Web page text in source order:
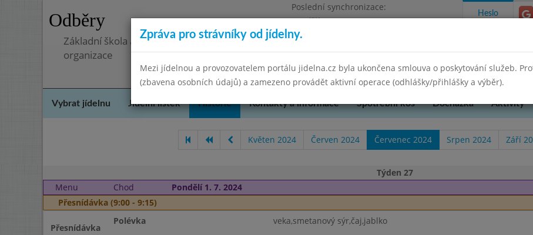
Odběry
Poslední synchronizace:
Pondělí 7.7.2025 9:58
Základní škola a mateřská škola, Pavlovice u Přerova, okres Přerov, příspěvková
organizace
Heslo
Vybrat jídelnu Jídelní lístek Historie Kontakty a informace Spotřební koš Docházka Aktivity
Květen 2024 Červen 2024 Červenec 2024 Srpen 2024 Září
Týden 27
Menu
Chod Pondělí 1. 7. 2024
Přesnídávka (9:00 - 9:15)
Přesnídávka
Polévka veka,smetanový sýr,čaj,jablko
Zpráva pro strávníky od jídelny.
Mezi jídelnou a provozovatelem portálu jidelna.cz byla ukončena smlouva o poskytování služeb.
(zbavena osobních údajů) a zamezeno provádět aktivní operace (odhlášky/přihlášky a výběr).